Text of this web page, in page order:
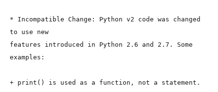
* Incompatible Change: Python v2 code was changed
to use new
features introduced in Python 2.6 and 2.7. Some
examples:
+ print() is used as a function, not a statement.